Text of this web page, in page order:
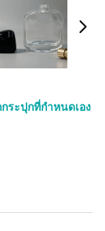
ระปุกที่กําหนดเอง